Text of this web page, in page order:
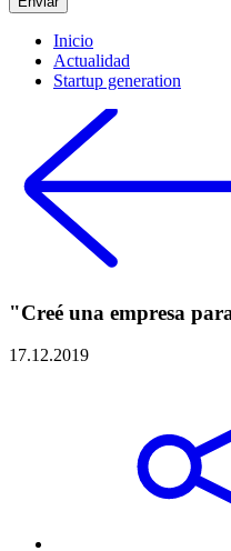
Inicio
Actualidad
Startup generation
"Creé una empresa
17.12.2019